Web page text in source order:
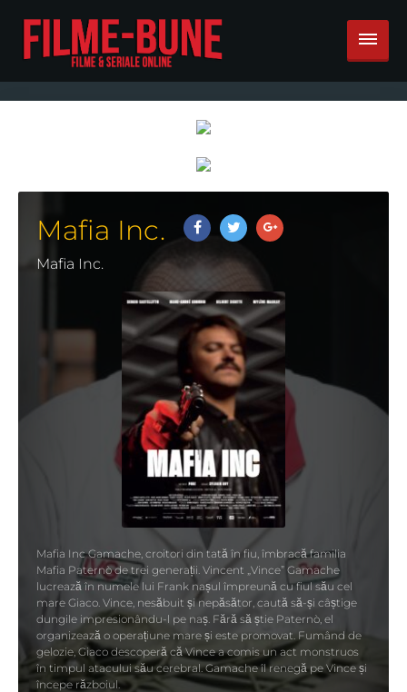
Mafia Inc.
Mafia Inc.
Mafia Inc Gamache, croitori din tată în fiu, îmbracă familia
Mafia Paternò de trei generații. Vincent „Vince” Gamache
lucrează în numele lui Frank nașul împreună cu fiul său cel
mare Giaco. Vince, nesăbuit și nepăsător, caută să-și câștige
dungile impresionându-l pe naș. Fără să știe Paternò, el
organizează o operațiune mare și este promovat. Fumând de
gelozie, Giaco descoperă că Vince a comis un act monstruos
în timpul atacului său cerebral. Gamache îl renegă pe Vince și
începe războiul.